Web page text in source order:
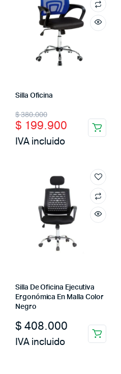
Silla Oficina
$380.000
Original
price
was:
$ 199.900
Current
price
is:
IVA incluido
Silla De Oficina Ejecutiva
Ergonómica En Malla Color
Negro
$ 408.000
IVA incluido